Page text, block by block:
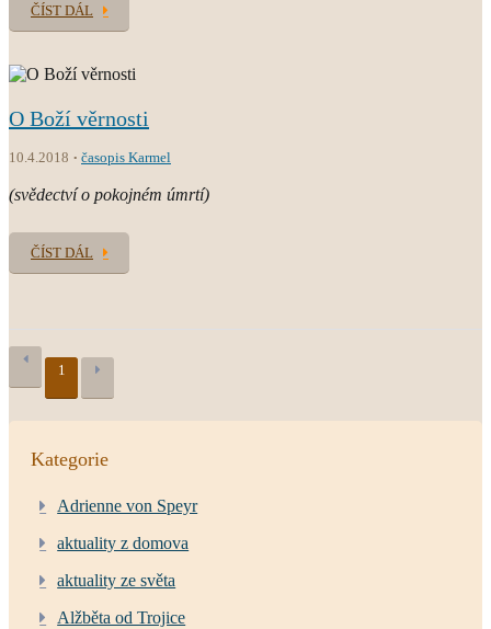
ČÍST DÁL
O Boží věrnosti
10.4.2018 časopis Karmel
(svědectví o pokojném úmrtí)
ČÍST DÁL
1
Kategorie
Adrienne von Speyr
aktuality z domova
aktuality ze světa
Alžběta od Trojice